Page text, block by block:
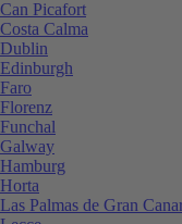
Can Picafort
Costa Calma
Dublin
Edinburgh
Faro
Florenz
Funchal
Galway
Hamburg
Horta
Las Palmas de Gran